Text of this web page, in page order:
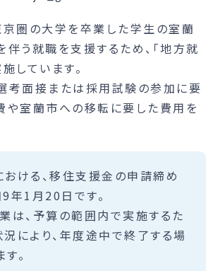
京圏の大学を卒業した学生の室蘭
う就職を支援するため、「地方就
しています。
考面接または採用試験の参加に要
や室蘭市への移転に要した費用を
ける、移住支援金の申請締め
年1月20日です。
業は、予算の範囲内で実施するた
況により、年度途中で終了する場
。